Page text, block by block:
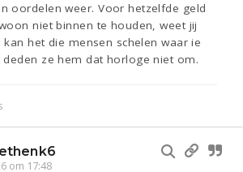
oordelen weer. Voor hetzelfde geld
niet binnen te houden, weet jij
kan het die mensen schelen waar ie
ze hem dat horloge niet om.
om 17:48